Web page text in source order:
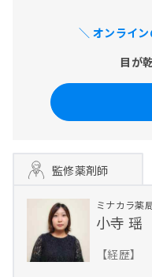
＼ オンライ
目が
監修薬剤師
ミナカラ薬
小寺 瑶
【経歴】